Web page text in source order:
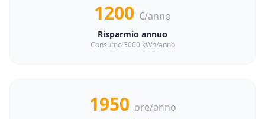
1200 €/anno
Risparmio annuo
Consumo 3000 kWh/anno
1950 ore/anno